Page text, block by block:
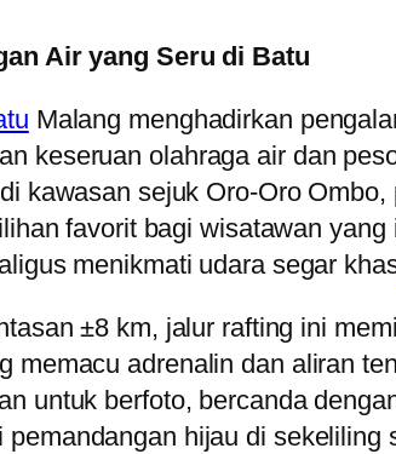
Air yang Seru di Batu
Malang menghadirkan
keseruan olahraga air dan
kawasan sejuk Oro-Oro Ombo,
favorit bagi wisatawan
menikmati udara segar
±8 km, jalur rafting ini
memacu adrenalin dan aliran
untuk berfoto, bercanda
pemandangan hijau di sekeliling